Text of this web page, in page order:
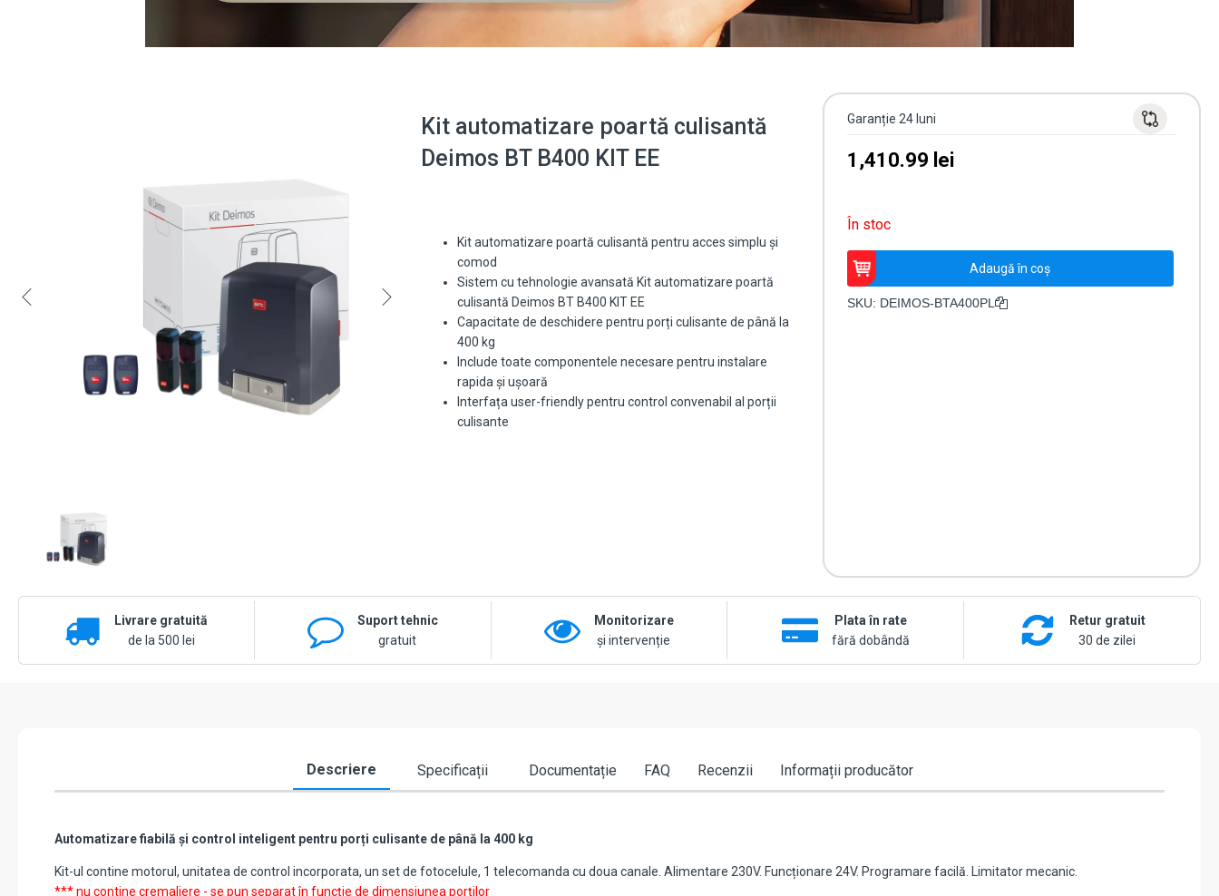
Kit automatizare poartă culisantă
Deimos BT B400 KIT EE
Kit automatizare poartă culisantă pentru acces simplu și
comod
Sistem cu tehnologie avansată Kit automatizare poartă
culisantă Deimos BT B400 KIT EE
Capacitate de deschidere pentru porți culisante de până la
400 kg
Include toate componentele necesare pentru instalare
rapida și ușoară
Interfața user-friendly pentru control convenabil al porții
culisante
Garanție 24 luni
1,410.99 lei
În stoc
Cantitate
Kit
automatizare
Adaugă în coș
SKU: DEIMOS-BTA400PL
Livrare gratuită
de la 500 lei
Suport tehnic
gratuit
Monitorizare
și intervenție
Plata în rate
fără dobândă
Retur gratuit
30 de zilei
Descriere Specificații Documentație FAQ Recenzii Informații producător
Automatizare fiabilă și control inteligent pentru porți culisante de până la 400 kg
Kit-ul contine motorul, unitatea de control incorporata, un set de fotocelule, 1 telecomanda cu doua canale. Alimentare 230V. Funcționare 24V. Programare facilă. Limitator mecanic.
*** nu contine cremaliere - se pun separat în funcție de dimensiunea porților